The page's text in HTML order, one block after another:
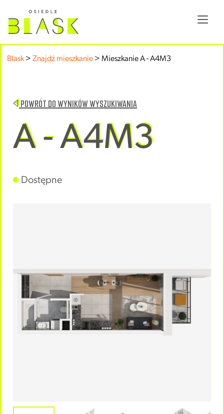
Blask> Znajdź mieszkanie > Mieszkanie A - A4M3
POWRÓT DO WYNIKÓW WYSZUKIWANIA
A - A4M3
Dostępne